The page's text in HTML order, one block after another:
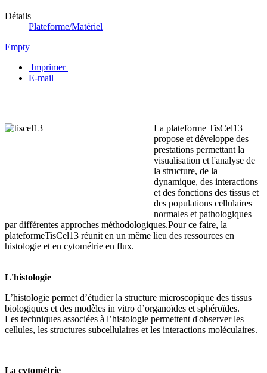
Détails
Plateforme/Matériel
Empty
Imprimer
E-mail
La plateforme TisCel13
propose et développe des
prestations permettant la
visualisation et l'analyse de
la structure, de la
dynamique, des interactions
et des fonctions des tissus et
des populations cellulaires
normales et pathologiques
par différentes approches méthodologiques.Pour ce faire, la
plateformeTisCel13 réunit en un même lieu des ressources en
histologie et en cytométrie en flux.
L'histologie
L’histologie permet d’étudier la structure microscopique des tissus
biologiques et des modèles in vitro d’organoïdes et sphéroïdes.
Les techniques associées à l’histologie permettent d'observer les
cellules, les structures subcellulaires et les interactions moléculaires.
La cytométrie